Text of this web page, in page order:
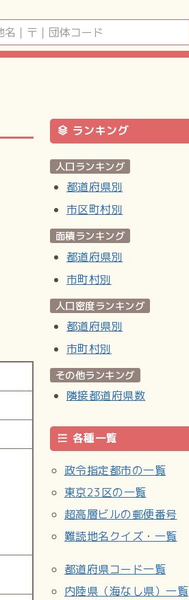
ランキング
人口ランキング
都道府県別
市区町村別
面積ランキング
都道府県別
市町村別
人口密度ランキング
都道府県別
市町村別
その他ランキング
隣接都道府県数
各種一覧
政令指定都市の一覧
東京23区の一覧
超高層ビルの郵便番号
難読地名クイズ・一覧
都道府県コード一覧
内陸県（海なし県）一覧